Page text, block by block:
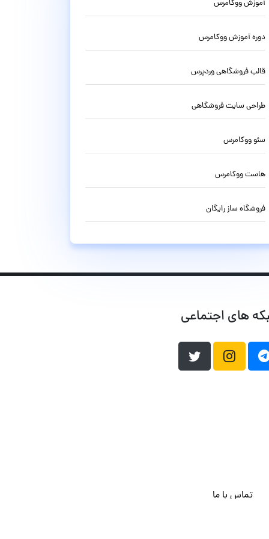
آموزش ووکامرس
دوره آموزش ووکامرس
قالب فروشگاهی وردپرس
طراحی سایت فروشگاهی
سئو ووکامرس
هاست ووکامرس
فروشگاه ساز رایگان
های اجتماعی
تماس با ما